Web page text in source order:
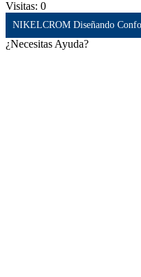
Visitas: 0
NIKELCROM Diseñando
¿Necesitas Ayuda?